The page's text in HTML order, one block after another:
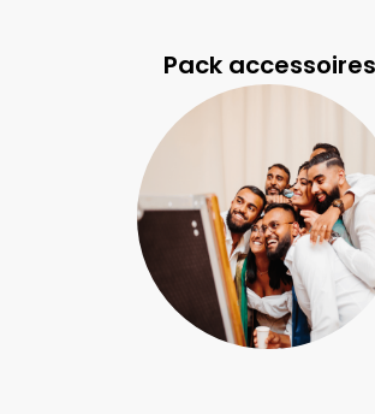
Pack accessoires